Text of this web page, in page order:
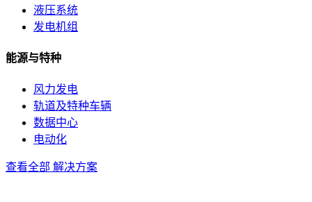
液压系统
发电机组
能源与特种
风力发电
轨道及特种车辆
数据中心
电动化
查看全部 解决方案